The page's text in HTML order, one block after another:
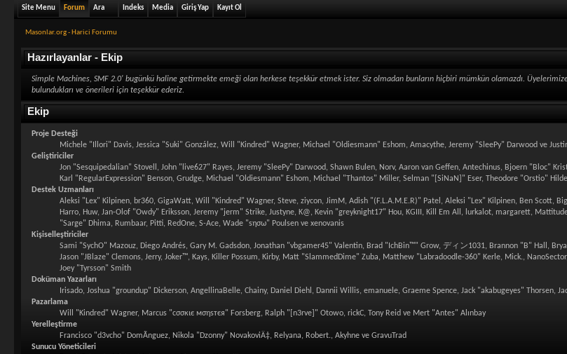
Site Menu Forum Ara Indeks Media Giriş Yap Kayıt Ol
Masonlar.org - Harici Forumu
Hazırlayanlar - Ekip
Simple Machines, SMF 2.0' bugünkü haline getirmekte emeği olan herkese teşekkür etmek ister. Siz olmadan bunların hiçbiri mümkün olamazdı.
bulundukları ve önerileri için teşekkür ederiz.
Ekip
Proje Desteği
Michele "Illori" Davis, Jessica "Suki" González, Will "Kindred" Wagner, Michael "Oldiesmann" Eshom, Amacythe, Jeremy "SleePy" Darwood ve
Geliştiriciler
Jon "Sesquipedalian" Stovell, John "live627" Rayes, Jeremy "SleePy" Darwood, Shawn Bulen, Norv, Aaron van Geffen, Antechinus, Bjoern "Bloc"
Karl "RegularExpression" Benson, Grudge, Michael "Oldiesmann" Eshom, Michael "Thantos" Miller, Selman "[SiNaN]" Eser, Theodore "Orstio"
Destek Uzmanları
Aleksi "Lex" Kilpinen, br360, GigaWatt, Will "Kindred" Wagner, Steve, ziycon, JimM, Adish "(F.L.A.M.E.R)" Patel, Aleksi "Lex" Kilpinen, Ben Scott,
Harro, Huw, Jan-Olof "Owdy" Eriksson, Jeremy "jerm" Strike, Justyne, K@, Kevin "greyknight17" Hou, KGIII, Kill Em All, lurkalot, margarett,
"Sarge" Dhima, Rumbaar, Pitti, RedOne, S-Ace, Wade "sησω" Poulsen ve xenovanis
Kişiselleştiriciler
Sami "SychO" Mazouz, Diego Andrés, Gary M. Gadsdon, Jonathan "vbgamer45" Valentin, Brad "IchBin™" Grow, ディン1031, Brannon "B" Hall,
Jason "JBlaze" Clemons, Jerry, Joker™, Kays, Killer Possum, Kirby, Matt "SlammedDime" Zuba, Matthew "Labradoodle-360" Kerle, Mick.,
Joey "Tyrsson" Smith
Doküman Yazarları
Irisado, Joshua "groundup" Dickerson, AngellinaBelle, Chainy, Daniel Diehl, Dannii Willis, emanuele, Graeme Spence, Jack "akabugeyes" Thorsen,
Pazarlama
Will "Kindred" Wagner, Marcus "cσσкιє мσηѕтєя" Forsberg, Ralph "[n3rve]" Otowo, rickC, Tony Reid ve Mert "Antes" Alınbay
Yerelleştirme
Francisco "d3vcho" DomÃ­nguez, Nikola "Dzonny" NovakoviÄ‡, Relyana, Robert., Akyhne ve GravuTrad
Sunucu Yöneticileri